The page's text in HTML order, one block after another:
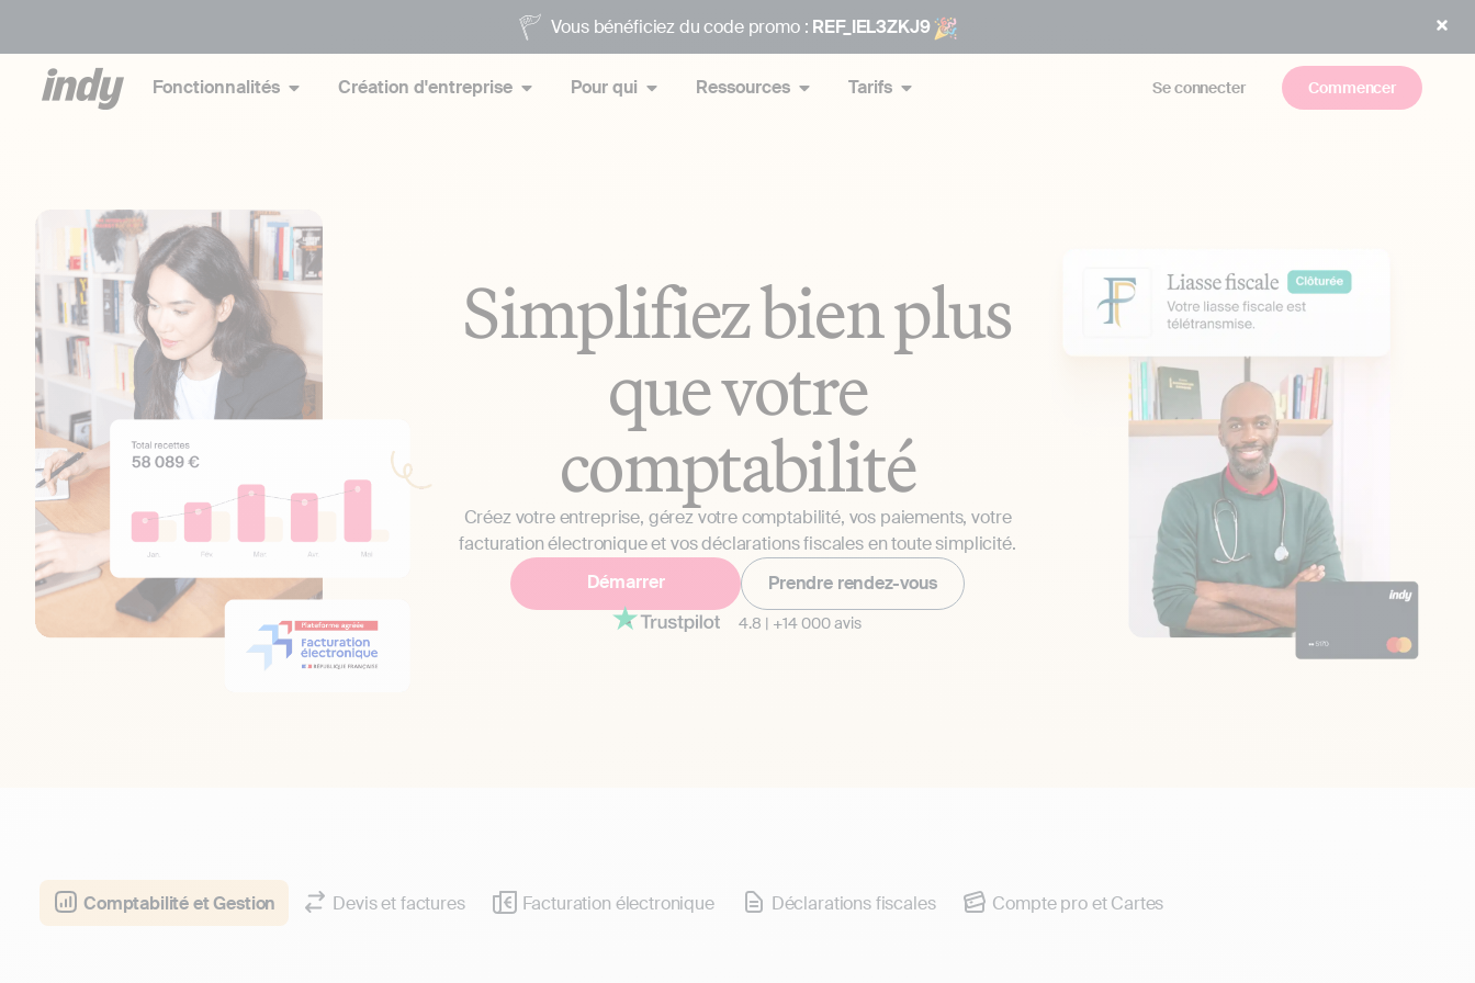
Vous bénéficiez du code promo : REF_IEL3ZKJ9
Fonctionnalités Création d'entreprise Pour qui Ressources Tarifs Se connecter Commencer
Simplifiez bien plus
que votre
comptabilité
Créez votre entreprise, gérez votre comptabilité, vos paiements, votre
facturation électronique et vos déclarations fiscales en toute simplicité.
Démarrer
Prendre rendez-vous
4.8 | +14 000 avis
Comptabilité et Gestion Devis et factures Facturation électronique Déclarations fiscales Compte pro et Cartes